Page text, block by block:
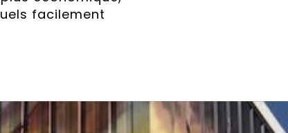
facilement